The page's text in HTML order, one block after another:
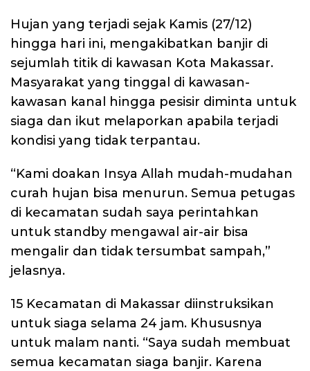
Hujan yang terjadi sejak Kamis (27/12)
hingga hari ini, mengakibatkan banjir di
sejumlah titik di kawasan Kota Makassar.
Masyarakat yang tinggal di kawasan-
kawasan kanal hingga pesisir diminta untuk
siaga dan ikut melaporkan apabila terjadi
kondisi yang tidak terpantau.
“Kami doakan Insya Allah mudah-mudahan
curah hujan bisa menurun. Semua petugas
di kecamatan sudah saya perintahkan
untuk standby mengawal air-air bisa
mengalir dan tidak tersumbat sampah,”
jelasnya.
15 Kecamatan di Makassar diinstruksikan
untuk siaga selama 24 jam. Khususnya
untuk malam nanti. “Saya sudah membuat
semua kecamatan siaga banjir. Karena